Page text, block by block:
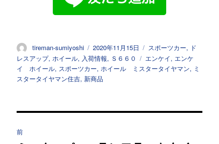
投
稿
者
tireman-sumiyoshi
投
稿
日:
2020年11月15日
カ
テ
ゴ
スポーツカー, ド
レスアップ,ホイール, 入荷情報, Ｓ６６０
タ
グ
エンケイ, エンケ
イ ホイール, スポーツカー,ホイール ミスタータイヤマン, ミ
スタータイヤマン住吉, 新商品
前